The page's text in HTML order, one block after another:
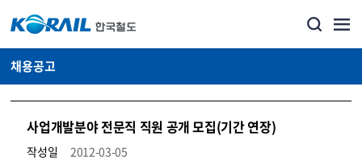
채용공고
사업개발분야 전문직 직원 공개 모집(기간 연장)
작성일
2012-03-05